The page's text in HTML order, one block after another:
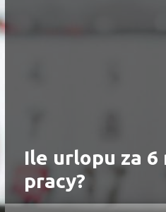
Ile urlopu za 6
pracy?